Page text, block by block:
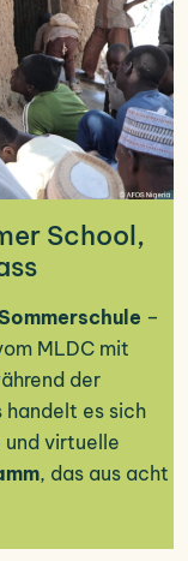
School,
–
MLDC mit
der
es sich
und virtuelle
, das aus acht